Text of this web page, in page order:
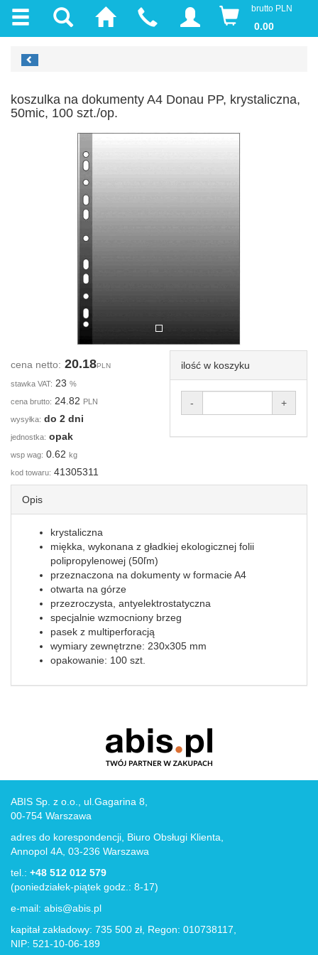
brutto PLN
0.00
koszulka na dokumenty A4 Donau PP, krystaliczna,
50mic, 100 szt./op.
cena netto: 20.18PLN
stawka VAT: 23 %
cena brutto: 24.82 PLN
wysyłka: do 2 dni
jednostka: opak
wsp wag: 0.62 kg
kod towaru: 41305311
ilość w koszyku
- +
Opis
krystaliczna
miękka, wykonana z gładkiej ekologicznej folii
polipropylenowej (50ľm)
przeznaczona na dokumenty w formacie A4
otwarta na górze
przezroczysta, antyelektrostatyczna
specjalnie wzmocniony brzeg
pasek z multiperforacją
wymiary zewnętrzne: 230x305 mm
opakowanie: 100 szt.
ABIS Sp. z o.o., ul.Gagarina 8,
00-754 Warszawa
adres do korespondencji, Biuro Obsługi Klienta,
Annopol 4A, 03-236 Warszawa
tel.: +48 512 012 579
(poniedziałek-piątek godz.: 8-17)
e-mail: abis@abis.pl
kapitał zakładowy: 735 500 zł, Regon: 010738117,
NIP: 521-10-06-189